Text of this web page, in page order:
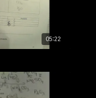
05:22